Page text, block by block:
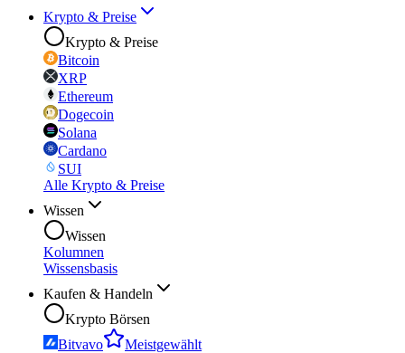
Krypto & Preise
Krypto & Preise
Bitcoin
XRP
Ethereum
Dogecoin
Solana
Cardano
SUI
Alle Krypto & Preise
Wissen
Wissen
Kolumnen
Wissensbasis
Kaufen & Handeln
Krypto Börsen
Bitvavo
Meistgewählt